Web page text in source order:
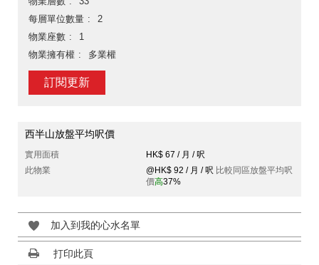
每層單位數量
2
物業座數
1
物業擁有權
多業權
訂閱更新
西半山放盤平均呎價
實用面積
HK$ 67 / 月 / 呎
此物業
@HK$ 92 / 月 / 呎 比較同區放盤平均呎
價高37%
加入到我的心水名單
打印此頁